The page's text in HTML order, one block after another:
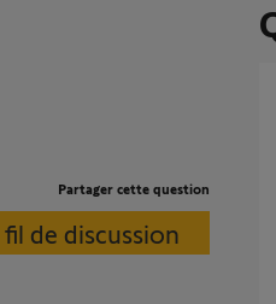
Partager cette question
de discussion